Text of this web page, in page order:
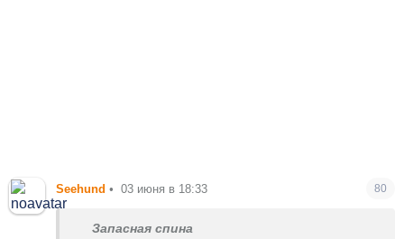
Seehund • 03 июня в 18:33 80
Запасная спина